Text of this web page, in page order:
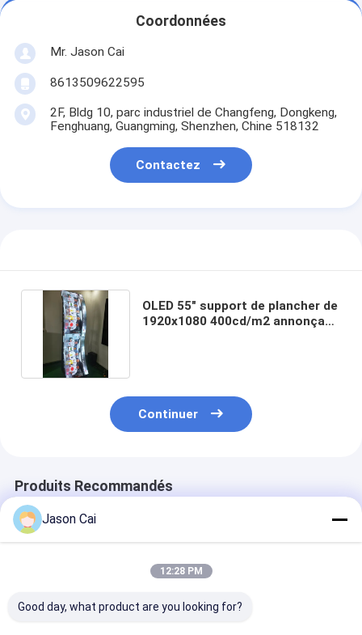
Coordonnées
Mr. Jason Cai
8613509622595
2F, Bldg 10, parc industriel de Changfeng, Dongkeng,
Fenghuang, Guangming, Shenzhen, Chine 518132
Contactez
OLED 55" support de plancher de
1920x1080 400cd/m2 annonçant
Continuer
Produits Recommandés
Jason Cai
12:28 PM
Good day, what product are you looking for?